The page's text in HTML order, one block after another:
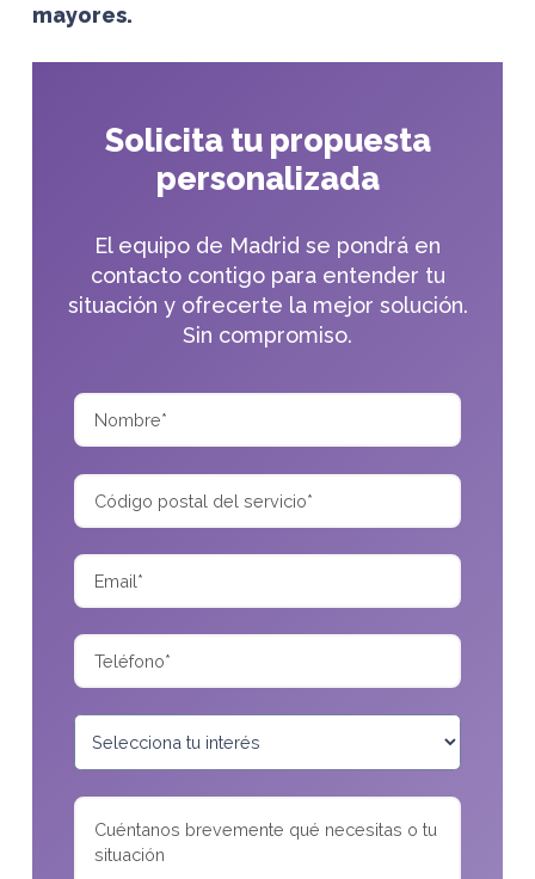
mayores.
Solicita tu propuesta
personalizada
El equipo de Madrid se pondrá en
contacto contigo para entender tu
situación y ofrecerte la mejor solución.
Sin compromiso.